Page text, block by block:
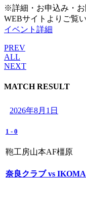
※詳細・お申込み・
WEBサイトよりご覧
イベント詳細
PREV
ALL
NEXT
MATCH RESULT
2026年8月1日
1 - 0
鞄工房山本AF橿原
奈良クラブ vs